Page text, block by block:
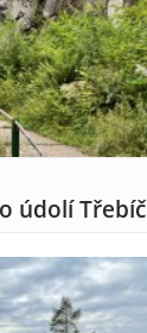
údolí Třebíč